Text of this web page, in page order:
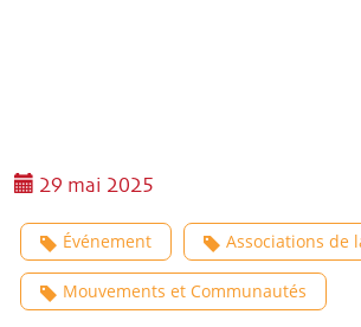
29 mai 2025
Événement Associations de
Mouvements et Communautés